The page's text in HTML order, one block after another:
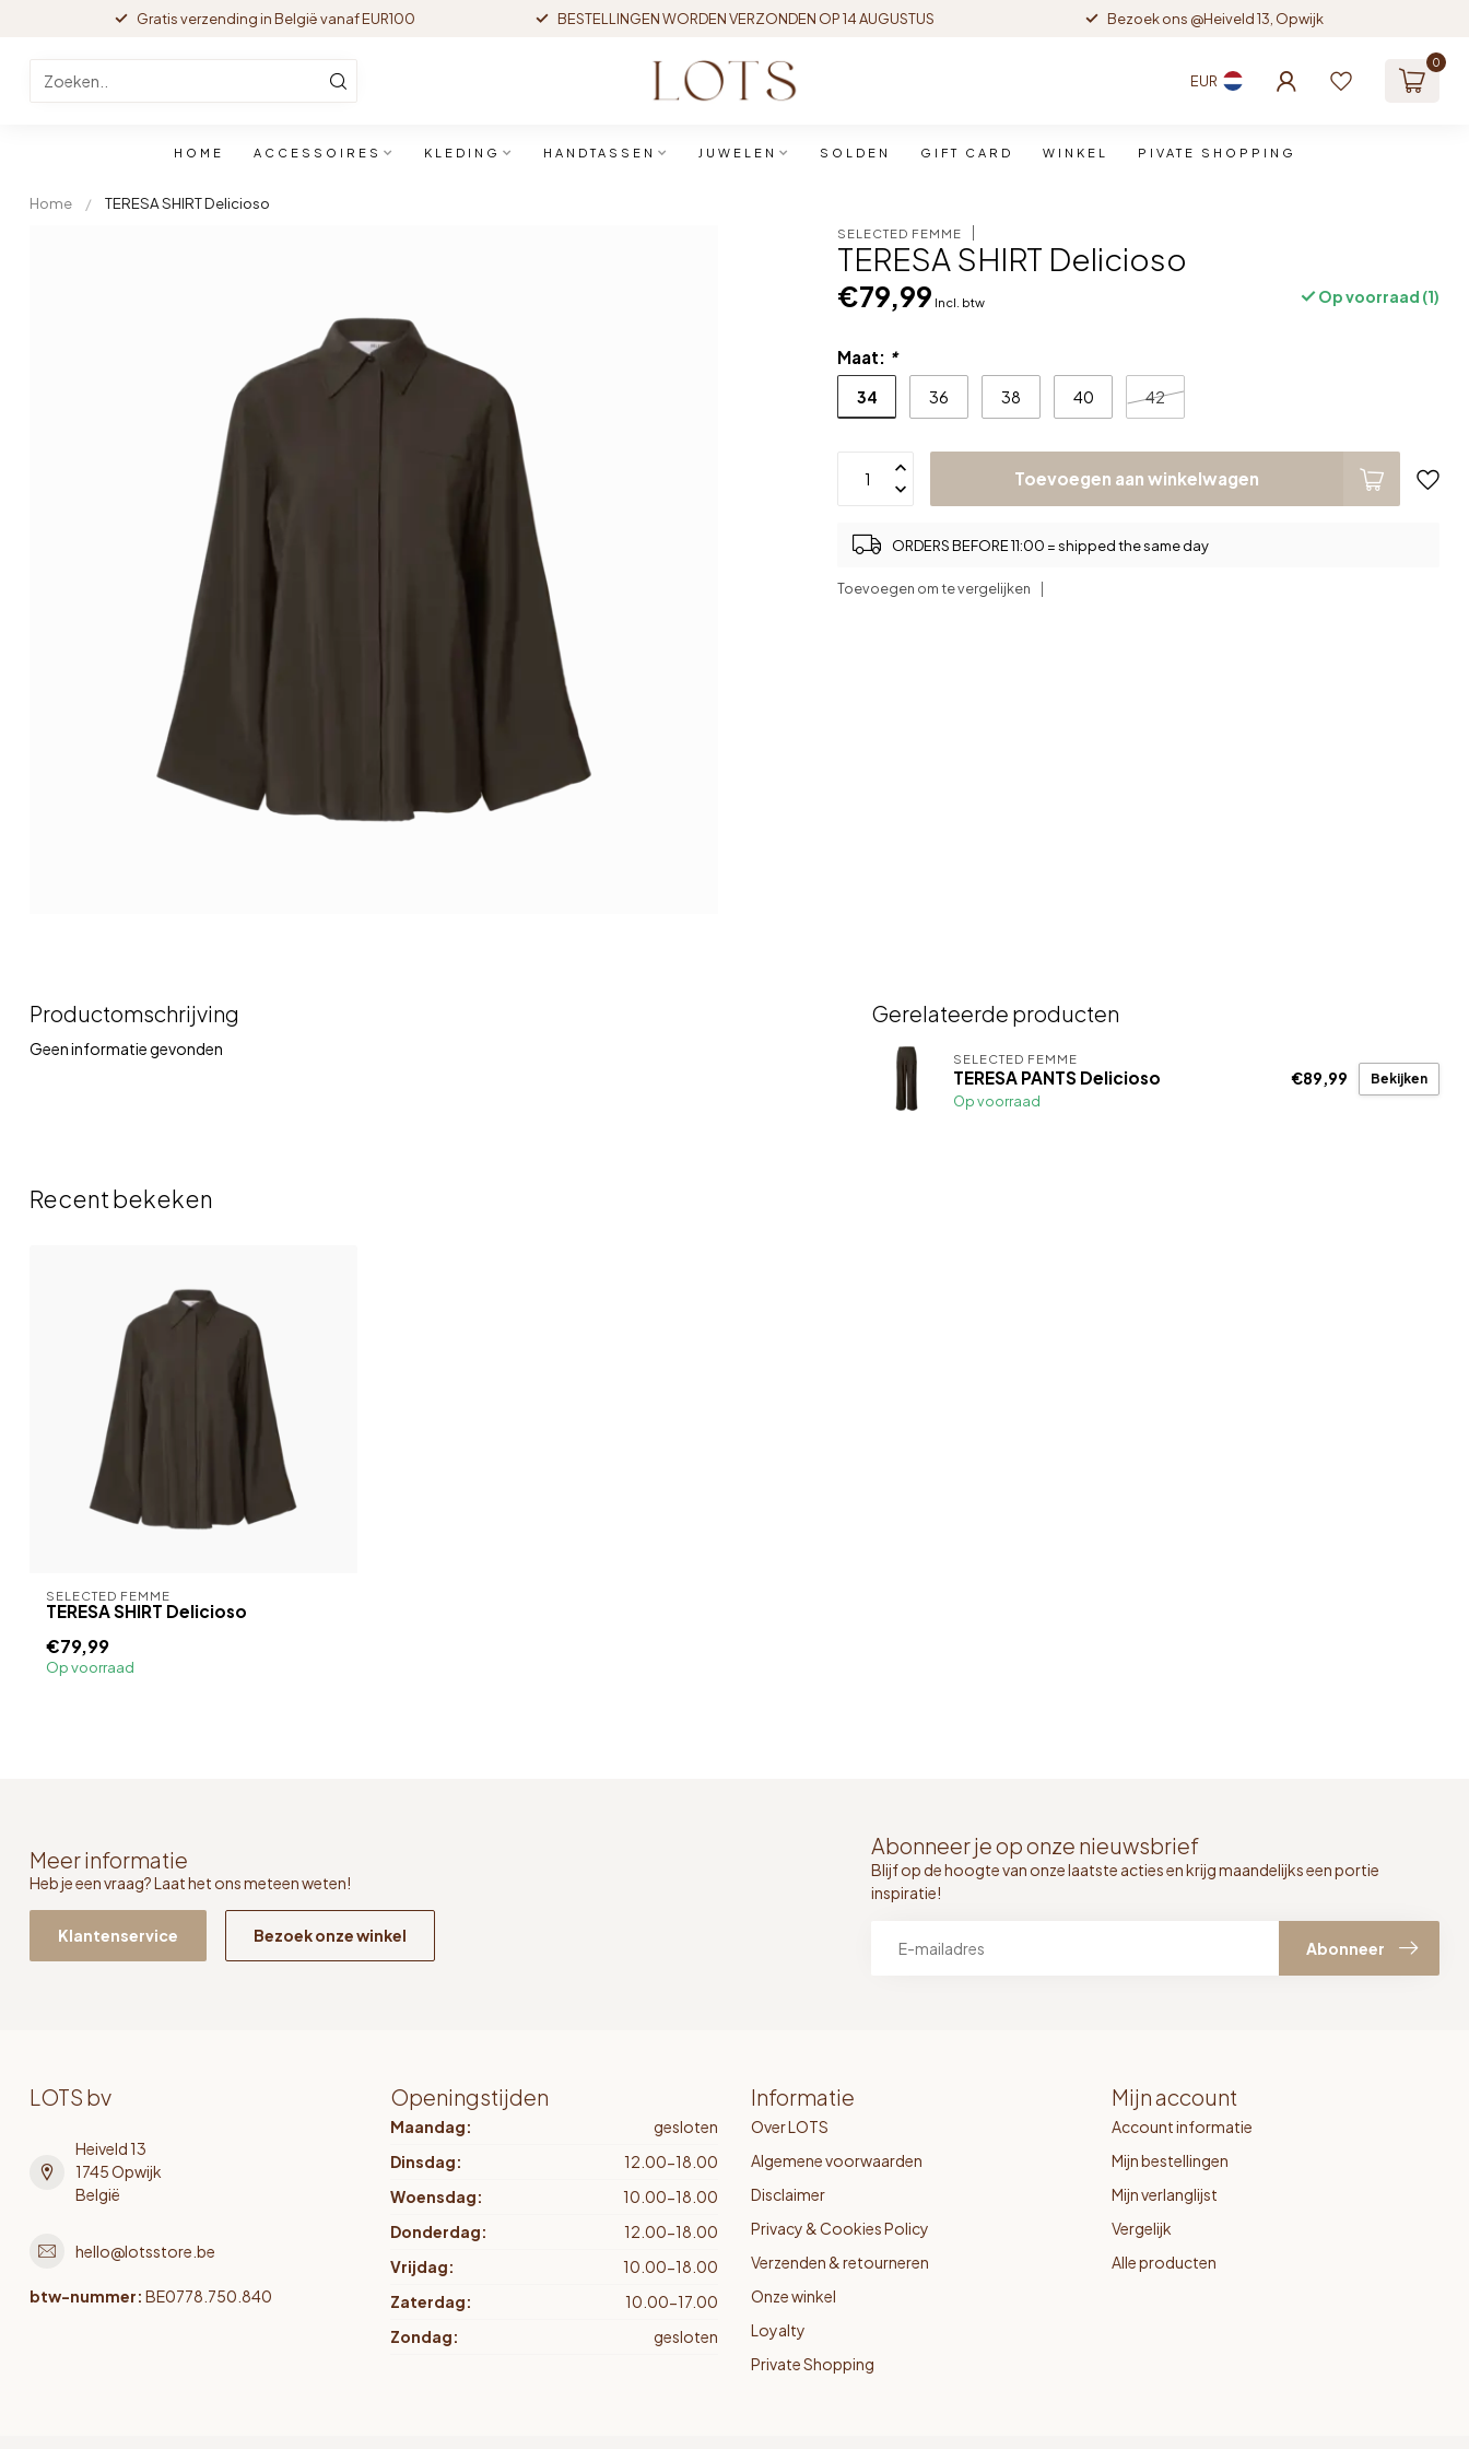
Gratis verzending in België vanaf EUR100 BESTELLINGEN WORDEN VERZONDEN OP 14 AUGUSTUS Bezoek ons @Heiveld 13, Opwijk
EUR
0
HOME ACCESSOIRES KLEDING HANDTASSEN JUWELEN SOLDEN GIFT CARD WINKEL PIVATE SHOPPING
Home / TERESA SHIRT Delicioso
SELECTED FEMME
TERESA SHIRT Delicioso
€79,99 Incl. btw Op voorraad (1)
Maat: *
34 36 38 40 42
Toevoegen aan winkelwagen
ORDERS BEFORE 11:00 = shipped the same day
Toevoegen om te vergelijken
Productomschrijving
Geen informatie gevonden
Gerelateerde producten
SELECTED FEMME
TERESA PANTS Delicioso
Op voorraad
€89,99 Bekijken
Recent bekeken
SELECTED FEMME
TERESA SHIRT Delicioso
€79,99
Op voorraad
Meer informatie
Heb je een vraag? Laat het ons meteen weten!
Klantenservice Bezoek onze winkel
Abonneer je op onze nieuwsbrief
Blijf op de hoogte van onze laatste acties en krijg maandelijks een portie
inspiratie!
Abonneer
LOTS bv
Heiveld 13
1745 Opwijk
België
hello@lotsstore.be
btw-nummer: BE0778.750.840
Openingstijden
Maandag:
gesloten
Dinsdag:
12.00-18.00
Woensdag:
10.00-18.00
Donderdag:
12.00-18.00
Vrijdag:
10.00-18.00
Zaterdag:
10.00-17.00
Zondag:
gesloten
Informatie
Over LOTS
Algemene voorwaarden
Disclaimer
Privacy & Cookies Policy
Verzenden & retourneren
Onze winkel
Loyalty
Private Shopping
Mijn account
Account informatie
Mijn bestellingen
Mijn verlanglijst
Vergelijk
Alle producten